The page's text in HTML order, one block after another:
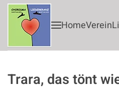
Zum Hauptinhalt springen
HomeVerein
Trara, das tönt